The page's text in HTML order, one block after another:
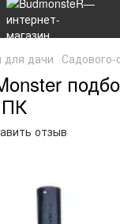
для дачи Садового-
отзыв